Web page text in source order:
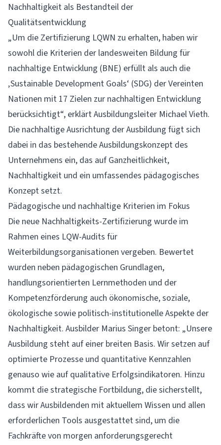
Nachhaltigkeit als Bestandteil der
Qualitätsentwicklung
„Um die Zertifizierung LQWN zu erhalten, haben wir
sowohl die Kriterien der landesweiten Bildung für
nachhaltige Entwicklung (BNE) erfüllt als auch die
‚Sustainable Development Goals‘ (SDG) der Vereinten
Nationen mit 17 Zielen zur nachhaltigen Entwicklung
berücksichtigt“, erklärt Ausbildungsleiter Michael Vieth.
Die nachhaltige Ausrichtung der Ausbildung fügt sich
dabei in das bestehende Ausbildungskonzept des
Unternehmens ein, das auf Ganzheitlichkeit,
Nachhaltigkeit und ein umfassendes pädagogisches
Konzept setzt.
Pädagogische und nachhaltige Kriterien im Fokus
Die neue Nachhaltigkeits-Zertifizierung wurde im
Rahmen eines LQW-Audits für
Weiterbildungsorganisationen vergeben. Bewertet
wurden neben pädagogischen Grundlagen,
handlungsorientierten Lernmethoden und der
Kompetenzförderung auch ökonomische, soziale,
ökologische sowie politisch-institutionelle Aspekte der
Nachhaltigkeit. Ausbilder Marius Singer betont: „Unsere
Ausbildung steht auf einer breiten Basis. Wir setzen auf
optimierte Prozesse und quantitative Kennzahlen
genauso wie auf qualitative Erfolgsindikatoren. Hinzu
kommt die strategische Fortbildung, die sicherstellt,
dass wir Ausbildenden mit aktuellem Wissen und allen
erforderlichen Tools ausgestattet sind, um die
Fachkräfte von morgen anforderungsgerecht